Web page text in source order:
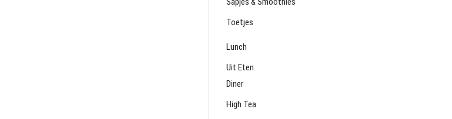
Toetjes
Lunch
Uit Eten
Diner
High Tea